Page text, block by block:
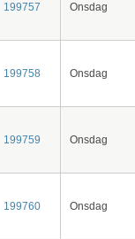
199757 Onsdag
199758 Onsdag
199759 Onsdag
199760 Onsdag